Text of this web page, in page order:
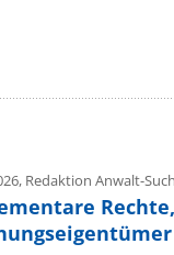
Redaktion Anwalt-